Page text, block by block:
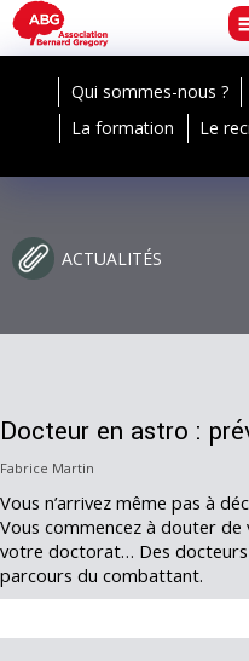
Qui sommes-nous ?
La formation
Le
ACTUALITÉS
Docteur en astro :
Fabrice Martin
Vous n’arrivez même pas à
Vous commencez à douter de
votre doctorat… Des
parcours du combattant.